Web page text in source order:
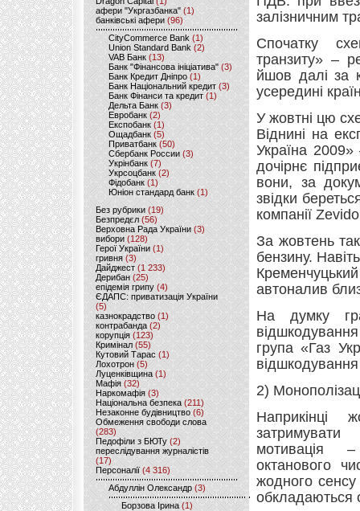
афери "Укргазбанка" (1)
банківські афери (96)
CityCommerce Bank (1)
Union Standard Bank (2)
VAB Банк (13)
Банк "Фінансова ініціатива" (3)
Банк Кредит Дніпро (1)
Банк Національний кредит (3)
Банк Фінанси та кредит (1)
Дельта Банк (3)
Евробанк(2)
Експобанк (1)
Ощадбанк(5)
Приватбанк (50)
Сбербанк России (3)
Укрінбанк(7)
Укрсоцбанк (2)
Фідобанк (1)
Юніон стандард банк(1)
Без рубрики (19)
Безпредєл(56)
Верховна Рада України (3)
вибори(128)
Герої України(1)
гривня (3)
Дайджест (1 233)
Дерибан (25)
епідемія грипу (4)
ЄДАПС: приватизація України
(5)
казнокрадство (1)
контрабанда (2)
корупція (123)
Кримінал (55)
Кутовий Тарас (1)
Лохотрон(5)
Луценківщина (1)
Мафія (32)
Наркомафія (3)
Національна безпека (211)
Незаконне будівництво(6)
Обмеження свободи слова
(283)
Педофіли з БЮТу (2)
переслідування журналістів
(17)
Персоналії (4 316)
Абдуллін Олександр (3)
Борзова Ірина(1)
залізничним
Спочатку
транзиту» –
йшов далі за
усередині
У жовтні цю
Віднині на
Україна
дочірнє
вони, за
звідки
компанії
За жовтень
бензину.
автоналив
На думку
група «Газ
2)
Наприкінці
мотивація –
октанового
жодного
обкладаються